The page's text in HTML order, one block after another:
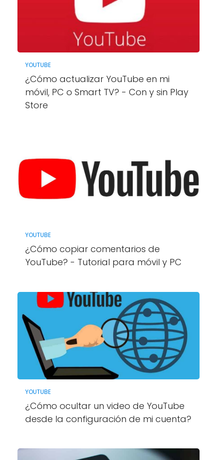
YOUTUBE
¿Cómo actualizar YouTube en mi
móvil, PC o Smart TV? - Con y sin Play
Store
YOUTUBE
¿Cómo copiar comentarios de
YouTube? - Tutorial para móvil y PC
YOUTUBE
¿Cómo ocultar un video de YouTube
desde la configuración de mi cuenta?